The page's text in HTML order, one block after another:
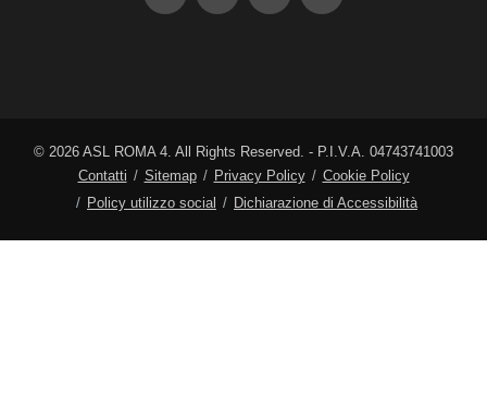
© 2026 ASL ROMA 4. All Rights Reserved. - P.I.V.A. 04743741003
Contatti
Sitemap Privacy Policy
Cookie Policy
Policy utilizzo social
Dichiarazione di Accessibilità